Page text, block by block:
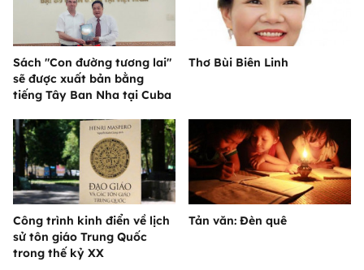
Sách "Con đường tương lai"
sẽ được xuất bản bằng
tiếng Tây Ban Nha tại Cuba
Thơ Bùi Biên Linh
Công trình kinh điển về lịch
sử tôn giáo Trung Quốc
trong thế kỷ XX
Tản văn: Đèn quê